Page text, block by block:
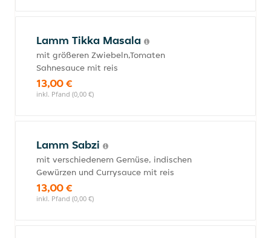
Lamm Tikka Masala
mit größeren Zwiebeln,Tomaten
Sahnesauce mit reis
13,00 €
inkl. Pfand (0,00 €)
Lamm Sabzi
mit verschiedenem Gemüse, indischen
Gewürzen und Currysauce mit reis
13,00 €
inkl. Pfand (0,00 €)